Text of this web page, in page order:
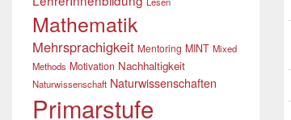
Mathematik
Mehrsprachigkeit Mentoring MINT Mixed
Methods Motivation Nachhaltigkeit
Naturwissenschaft Naturwissenschaften
Primarstufe